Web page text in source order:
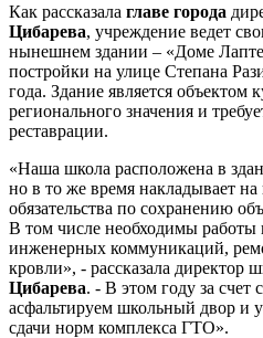
Как рассказала главе города
Цибарева, учреждение ведет
нынешнем здании – «Доме
постройки на улице Степана
года. Здание является объектом
регионального значения и
реставрации.
«Наша школа расположена в
но в то же время накладывает
обязательства по сохранению
В том числе необходимы работы
инженерных коммуникаций,
кровли», - рассказала директор
Цибарева. - В этом году за счет
асфальтируем школьный двор и
сдачи норм комплекса ГТО».